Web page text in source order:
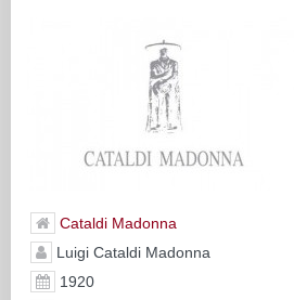
Cataldi Madonna
Luigi Cataldi Madonna
1920